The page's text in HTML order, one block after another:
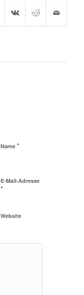
Name *
E-Mail-Adresse
*
Website